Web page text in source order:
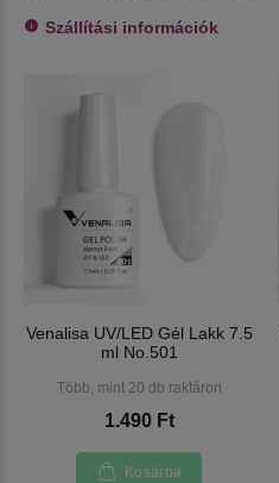
Szállítási információk
Venalisa UV/LED Gél Lakk 7.5
ml No.501
Több, mint 20 db raktáron
1.490 Ft
Kosárba